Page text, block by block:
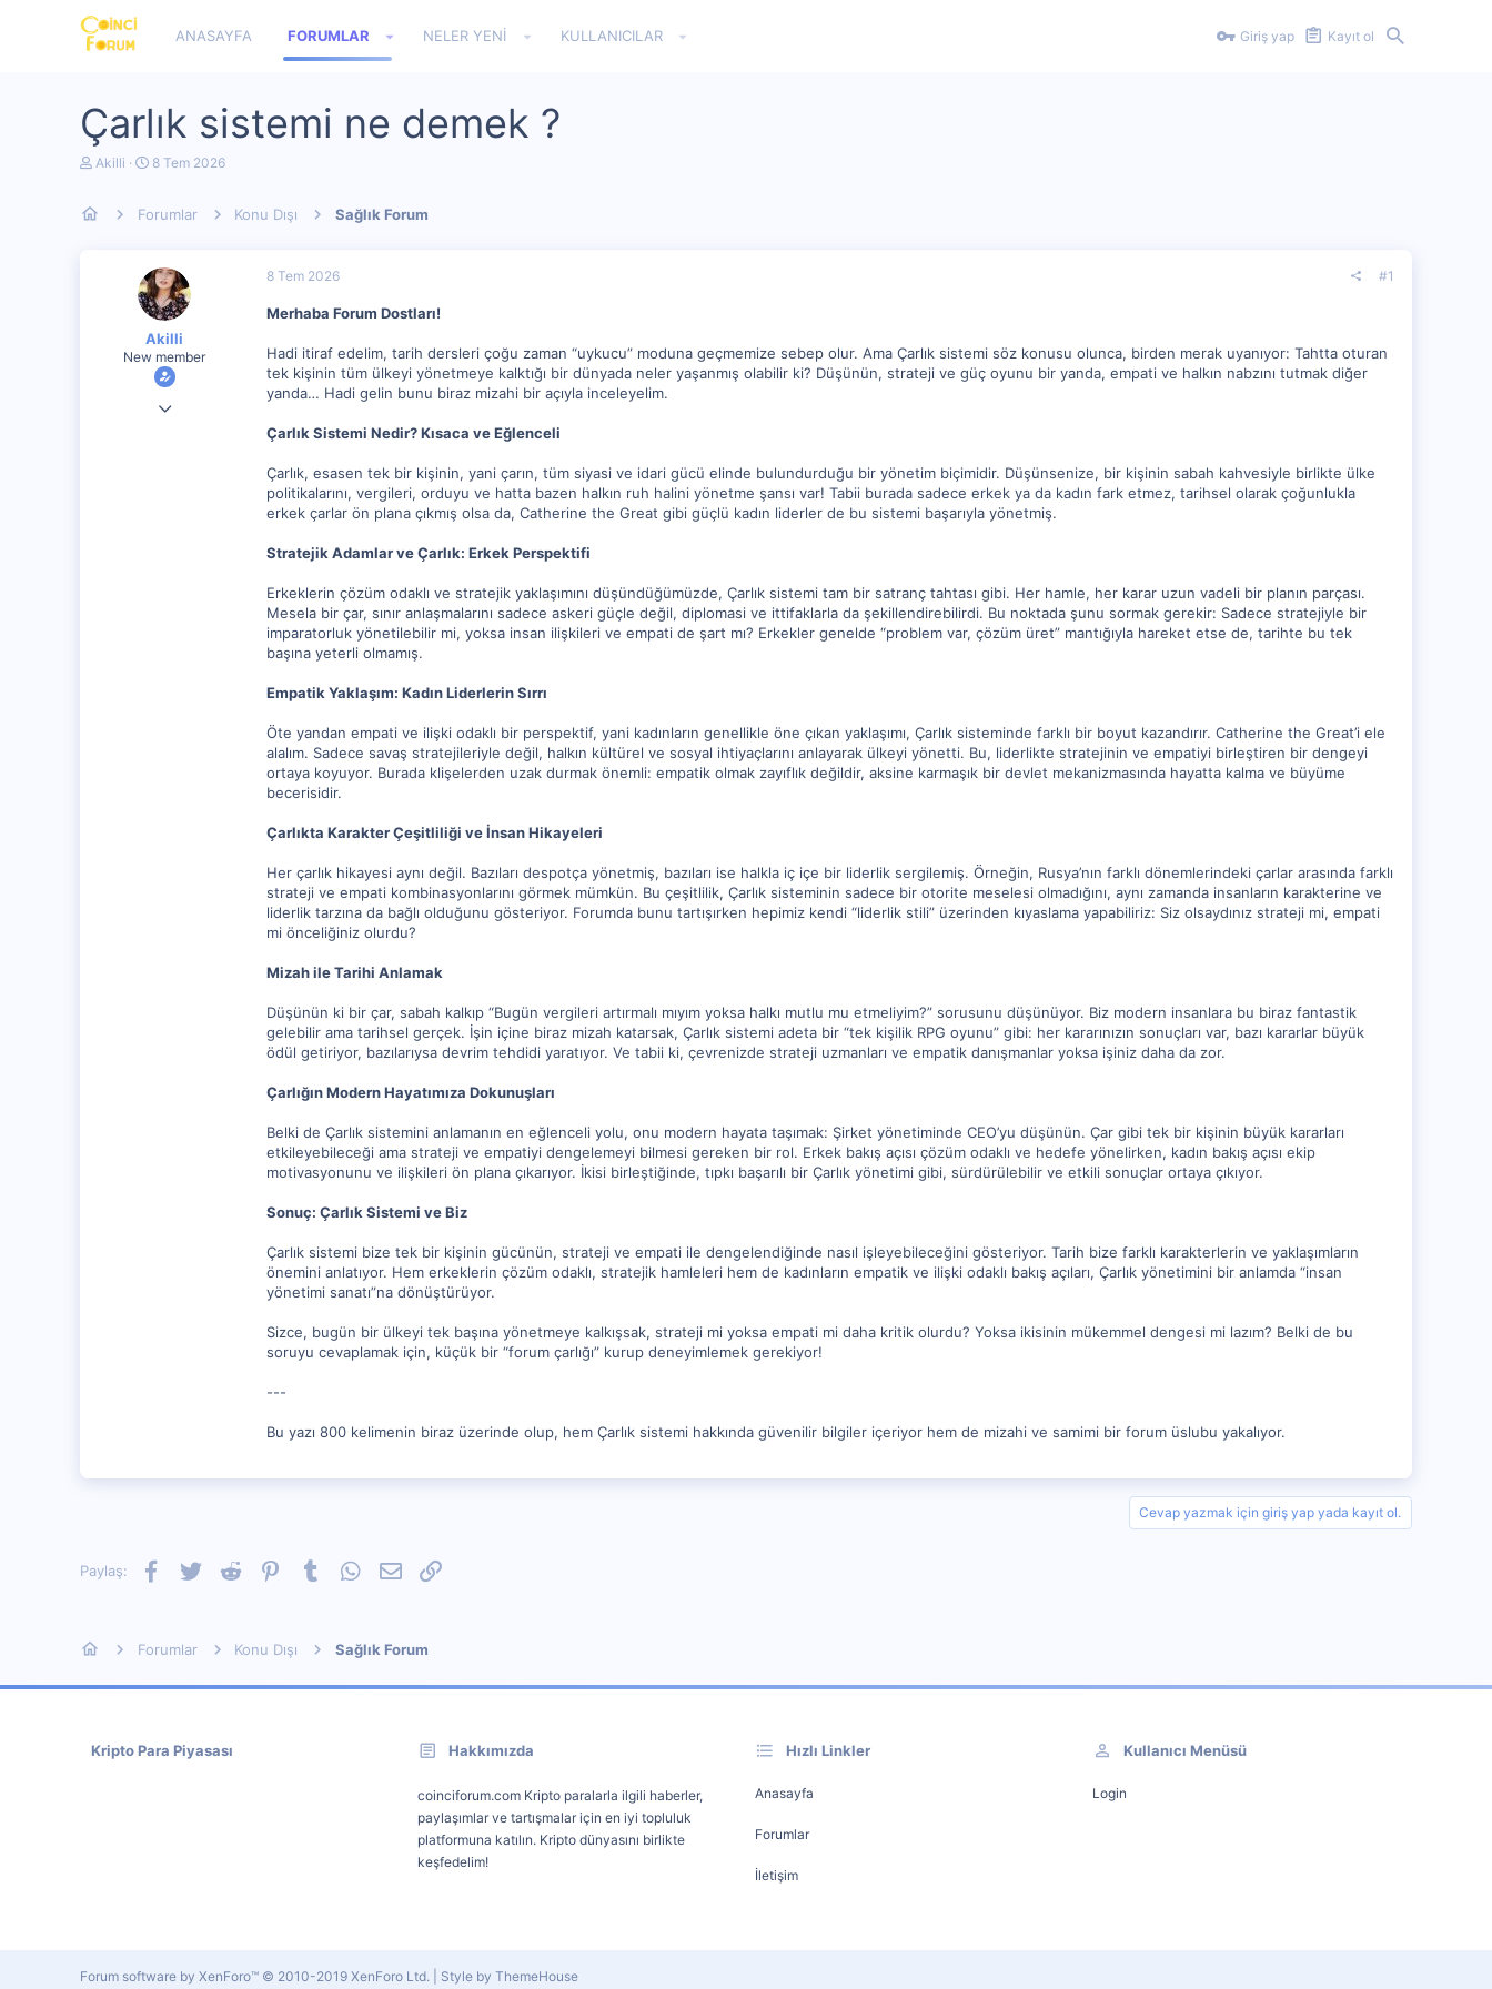
ANASAYFA FORUMLAR NELER YENI KULLANICILAR Giriş yap Kayıt ol
Çarlık sistemi ne demek ?
K
u
Akilli
B
l
g
ı
ç
t
a
r
8 Tem 2026
Forumlar Konu Dışı Sağlık Forum
Akilli
New member
13 Mar 2024
8 Tem 2026 #1
Merhaba Forum Dostları!
Hadi itiraf edelim, tarih dersleri çoğu zaman “uykucu” moduna geçmemize sebep olur. Ama Çarlık sistemi söz konusu olunca, birden merak uyanıyor: Tahtta oturan
tek kişinin tüm ülkeyi yönetmeye kalktığı bir dünyada neler yaşanmış olabilir ki? Düşünün, strateji ve güç oyunu bir yanda, empati ve halkın nabzını tutmak diğer
yanda… Hadi gelin bunu biraz mizahi bir açıyla inceleyelim.
Çarlık Sistemi Nedir? Kısaca ve Eğlenceli
Çarlık, esasen tek bir kişinin, yani çarın, tüm siyasi ve idari gücü elinde bulundurduğu bir yönetim biçimidir. Düşünsenize, bir kişinin sabah kahvesiyle birlikte ülke
politikalarını, vergileri, orduyu ve hatta bazen halkın ruh halini yönetme şansı var! Tabii burada sadece erkek ya da kadın fark etmez, tarihsel olarak çoğunlukla
erkek çarlar ön plana çıkmış olsa da, Catherine the Great gibi güçlü kadın liderler de bu sistemi başarıyla yönetmiş.
Stratejik Adamlar ve Çarlık: Erkek Perspektifi
Erkeklerin çözüm odaklı ve stratejik yaklaşımını düşündüğümüzde, Çarlık sistemi tam bir satranç tahtası gibi. Her hamle, her karar uzun vadeli bir planın parçası.
Mesela bir çar, sınır anlaşmalarını sadece askeri güçle değil, diplomasi ve ittifaklarla da şekillendirebilirdi. Bu noktada şunu sormak gerekir: Sadece stratejiyle bir
imparatorluk yönetilebilir mi, yoksa insan ilişkileri ve empati de şart mı? Erkekler genelde “problem var, çözüm üret” mantığıyla hareket etse de, tarihte bu tek
başına yeterli olmamış.
Empatik Yaklaşım: Kadın Liderlerin Sırrı
Öte yandan empati ve ilişki odaklı bir perspektif, yani kadınların genellikle öne çıkan yaklaşımı, Çarlık sisteminde farklı bir boyut kazandırır. Catherine the Great’i ele
alalım. Sadece savaş stratejileriyle değil, halkın kültürel ve sosyal ihtiyaçlarını anlayarak ülkeyi yönetti. Bu, liderlikte stratejinin ve empatiyi birleştiren bir dengeyi
ortaya koyuyor. Burada klişelerden uzak durmak önemli: empatik olmak zayıflık değildir, aksine karmaşık bir devlet mekanizmasında hayatta kalma ve büyüme
becerisidir.
Çarlıkta Karakter Çeşitliliği ve İnsan Hikayeleri
Her çarlık hikayesi aynı değil. Bazıları despotça yönetmiş, bazıları ise halkla iç içe bir liderlik sergilemiş. Örneğin, Rusya’nın farklı dönemlerindeki çarlar arasında farklı
strateji ve empati kombinasyonlarını görmek mümkün. Bu çeşitlilik, Çarlık sisteminin sadece bir otorite meselesi olmadığını, aynı zamanda insanların karakterine ve
liderlik tarzına da bağlı olduğunu gösteriyor. Forumda bunu tartışırken hepimiz kendi “liderlik stili” üzerinden kıyaslama yapabiliriz: Siz olsaydınız strateji mi, empati
mi önceliğiniz olurdu?
Mizah ile Tarihi Anlamak
Düşünün ki bir çar, sabah kalkıp “Bugün vergileri artırmalı mıyım yoksa halkı mutlu mu etmeliyim?” sorusunu düşünüyor. Biz modern insanlara bu biraz fantastik
gelebilir ama tarihsel gerçek. İşin içine biraz mizah katarsak, Çarlık sistemi adeta bir “tek kişilik RPG oyunu” gibi: her kararınızın sonuçları var, bazı kararlar büyük
ödül getiriyor, bazılarıysa devrim tehdidi yaratıyor. Ve tabii ki, çevrenizde strateji uzmanları ve empatik danışmanlar yoksa işiniz daha da zor.
Çarlığın Modern Hayatımıza Dokunuşları
Belki de Çarlık sistemini anlamanın en eğlenceli yolu, onu modern hayata taşımak: Şirket yönetiminde CEO’yu düşünün. Çar gibi tek bir kişinin büyük kararları
etkileyebileceği ama strateji ve empatiyi dengelemeyi bilmesi gereken bir rol. Erkek bakış açısı çözüm odaklı ve hedefe yönelirken, kadın bakış açısı ekip
motivasyonunu ve ilişkileri ön plana çıkarıyor. İkisi birleştiğinde, tıpkı başarılı bir Çarlık yönetimi gibi, sürdürülebilir ve etkili sonuçlar ortaya çıkıyor.
Sonuç: Çarlık Sistemi ve Biz
Çarlık sistemi bize tek bir kişinin gücünün, strateji ve empati ile dengelendiğinde nasıl işleyebileceğini gösteriyor. Tarih bize farklı karakterlerin ve yaklaşımların
önemini anlatıyor. Hem erkeklerin çözüm odaklı, stratejik hamleleri hem de kadınların empatik ve ilişki odaklı bakış açıları, Çarlık yönetimini bir anlamda “insan
yönetimi sanatı”na dönüştürüyor.
Sizce, bugün bir ülkeyi tek başına yönetmeye kalkışsak, strateji mi yoksa empati mi daha kritik olurdu? Yoksa ikisinin mükemmel dengesi mi lazım? Belki de bu
soruyu cevaplamak için, küçük bir “forum çarlığı” kurup deneyimlemek gerekiyor!
---
Bu yazı 800 kelimenin biraz üzerinde olup, hem Çarlık sistemi hakkında güvenilir bilgiler içeriyor hem de mizahi ve samimi bir forum üslubu yakalıyor.
Cevap yazmak için giriş yap yada kayıt ol.
Paylaş: Facebook
TwitterReddit PinterestTumblrWhatsApp
E-postaLink
Forumlar Konu Dışı Sağlık Forum
Kripto Para Piyasası Hakkımızda
coinciforum.com Kripto paralarla ilgili haberler,
paylaşımlar ve tartışmalar için en iyi topluluk
platformuna katılın. Kripto dünyasını birlikte
keşfedelim!
Hızlı Linkler
Anasayfa
Forumlar
İletişim
Kullanıcı Menüsü
Login
Forum software by XenForo™ © 2010-2019 XenForo Ltd. Style by ThemeHouse